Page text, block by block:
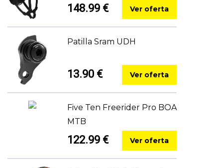
148.99 € Ver oferta
Patilla Sram UDH
13.90 € Ver oferta
Five Ten Freerider Pro BOA
MTB
122.99 € Ver oferta